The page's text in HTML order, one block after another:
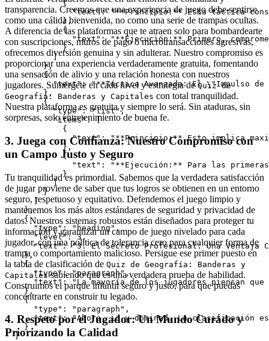
            {
"text": "**Principio:** Esta táctica
            },
            {
"text": "**Ejecución:** Primero,
            }
          ]
        },
        {
"text": "**Táctica Avanzada: El \"Impulso
        },
        {
          "type": "list",
          "items": [
            {
"text": "**Principio:** Esto implica
            },
            {
"text": "**Ejecución:** Para las
            }
          ]
        }
      ]
    },
    {
      "type": "heading",
      "level": 3,
"text": "3. El Secreto Profesional: Una Ventaja
    },
    {
      "type": "paragraph",
"text": "La mayoría de los jugadores piensan
    },
    {
      "type": "paragraph",
"text": "Ahora, id y dominad. La clasificación
    }
  ]
transparencia. Creemos que una experiencia de juego debe sentirse
como una cálida bienvenida, no como una serie de trampas ocultas.
A diferencia de las plataformas que te atraen solo para bombardearte
con suscripciones, muros de pago o microtransacciones agresivas,
ofrecemos diversión genuina y sin adulterar. Nuestro compromiso es
proporcionar una experiencia verdaderamente gratuita, fomentando
una sensación de alivio y una relación honesta con nuestros
jugadores. Sumérgete en cada nivel y estrategia deQuiz de
Geografía: Banderas y Capitales con total tranquilidad.
Nuestra plataforma es gratuita y siempre lo será. Sin ataduras, sin
sorpresas, solo entretenimiento de buena fe.
3. Juega con Confianza: Nuestro Compromiso con
un Campo Justo y Seguro
Tu tranquilidad es primordial. Sabemos que la verdadera satisfacción
de jugar proviene de saber que tus logros se obtienen en un entorno
seguro, respetuoso y equitativo. Defendemos el juego limpio y
mantenemos los más altos estándares de seguridad y privacidad de
datos. Nuestros sistemas robustos están diseñados para proteger tu
información y garantizar un campo de juego nivelado para cada
jugador, con una política de tolerancia cero para cualquier forma de
trampa o comportamiento malicioso. Persigue ese primer puesto en
la tabla de clasificación de Quiz de Geografía: Banderas y
Capitalessabiendo que es una verdadera prueba de habilidad.
Construimos el parque infantil seguro y justo, para que puedas
concentrarte en construir tu legado.
4. Respeto por el Jugador: Un Mundo Curado y
Priorizando la Calidad